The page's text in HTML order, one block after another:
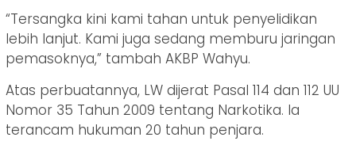
“Tersangka kini kami tahan untuk penyelidikan
lebih lanjut. Kami juga sedang memburu jaringan
pemasoknya,” tambah AKBP Wahyu.
Atas perbuatannya, LW dijerat Pasal 114 dan 112 UU
Nomor 35 Tahun 2009 tentang Narkotika. Ia
terancam hukuman 20 tahun penjara.